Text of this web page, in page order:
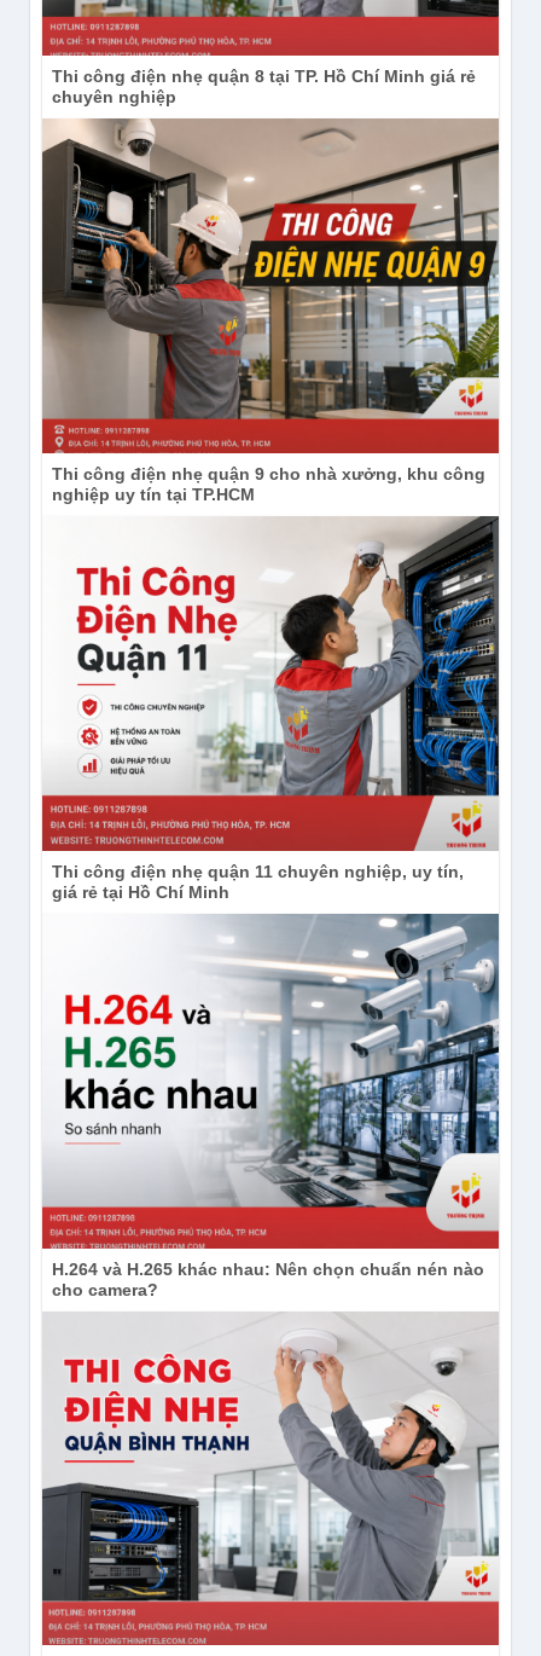
Instagram:
https://www.instagram.com/congnghetruongthinh/
YouTube:
https://www.youtube.com/channel/
Thi công điện nhẹ quận 8 tại TP. Hồ Chí Minh giá rẻ
chuyên nghiệp
Thi công điện nhẹ quận 9 cho nhà xưởng, khu công
nghiệp uy tín tại TP.HCM
Thi công điện nhẹ quận 11 chuyên nghiệp, uy tín,
giá rẻ tại Hồ Chí Minh
H.264 và H.265 khác nhau: Nên chọn chuẩn nén nào
cho camera?